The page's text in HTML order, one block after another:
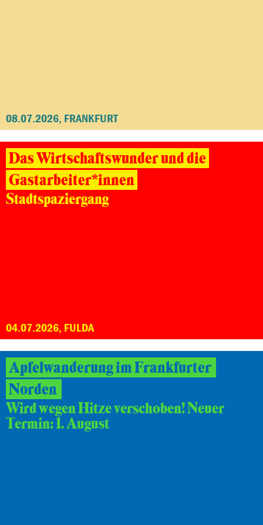
08.07.2026, FRANKFURT
Das Wirtschaftswunder und die
Gastarbeiter*innen
Stadtspaziergang
04.07.2026, FULDA
Apfelwanderung im Frankfurter
Norden
Wird wegen Hitze verschoben! Neuer
Termin: 1. August